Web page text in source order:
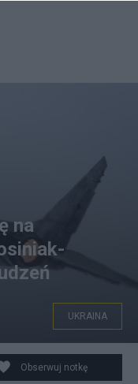
na
UKRAINA
Obserwuj notkę